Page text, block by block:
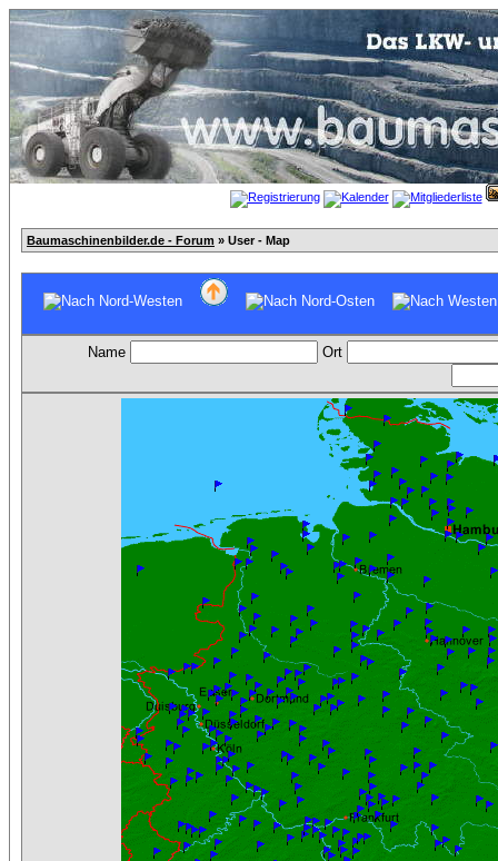
Baumaschinenbilder.de - Forum » User - Map
Name Ort